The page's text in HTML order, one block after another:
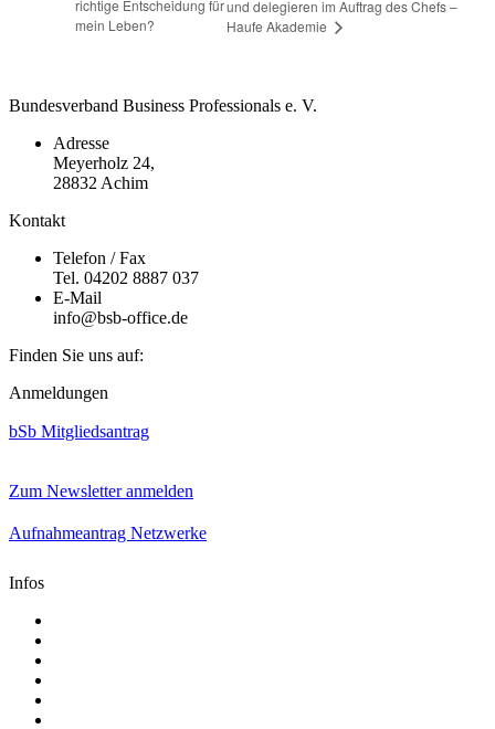
richtige Entscheidung für
mein Leben?
und delegieren im Auftrag des Chefs –
Haufe Akademie
Bundesverband Business Professionals e. V.
Adresse
Meyerholz 24,
28832 Achim
Kontakt
Telefon / Fax
Tel. 04202 8887 037
E-Mail
info@bsb-office.de
Finden Sie uns auf:
Facebook
opens
window
Linkedin
opens
window
Instagram
opens
window
Anmeldungen
bSb Mitgliedsantrag
Zum Newsletter anmelden
Aufnahmeantrag Netzwerke
Infos